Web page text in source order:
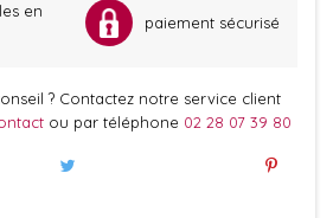
en
paiement sécurisé
? Contactez notre service client
ou par téléphone 02 28 07 39 80